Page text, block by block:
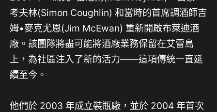
考夫林(Simon Coughlin) 和當時的首席調酒師吉
姆•麥克尤恩(Jim McEwan) 重新開啟布萊迪酒
廠。該團隊將盡可能將酒廠業務保留在艾雷島
上，為社區注入了新的活力——這項傳統一直延
續至今。
他們於 2003 年成立裝瓶廠，並於 2004 年首次